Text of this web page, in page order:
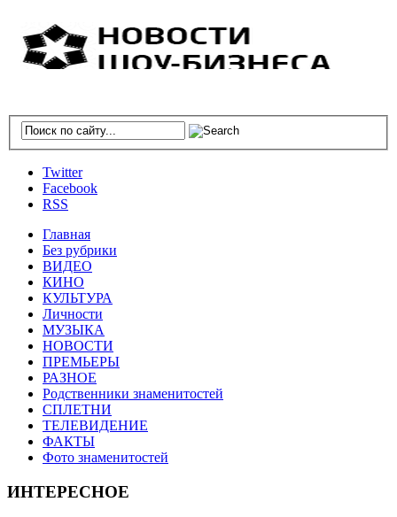
Twitter
Facebook
RSS
Главная
Без рубрики
ВИДЕО
КИНО
КУЛЬТУРА
Личности
МУЗЫКА
НОВОСТИ
ПРЕМЬЕРЫ
РАЗНОЕ
Родственники знаменитостей
СПЛЕТНИ
ТЕЛЕВИДЕНИЕ
ФАКТЫ
Фото знаменитостей
ИНТЕРЕСНОЕ